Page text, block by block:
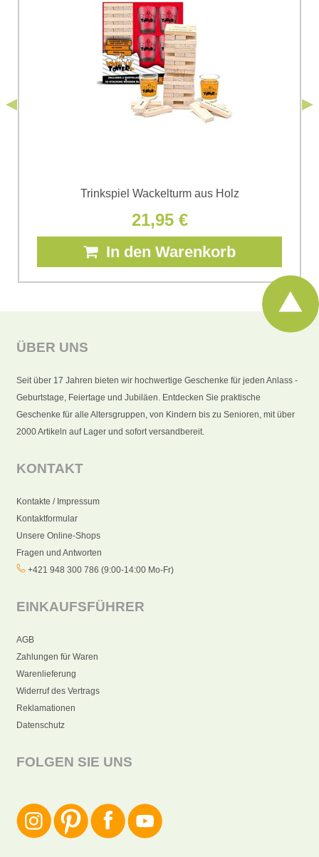
Ich stimme der Verarbeitung der im Formular angegebenen
personenbezogenen Daten zum Zwecke der Absendung
einverstanden. Ich habe dieDatenschutzbedingungen
Bomba s.r.o. zur Kenntnis genommen.*
Trinkspiel Wackelturm aus Holz
21,95 €
In den Warenkorb
ÜBER UNS
Seit über 17 Jahren bieten wir hochwertige Geschenke für jeden Anlass -
Geburtstage, Feiertage und Jubiläen. Entdecken Sie praktische
Geschenke für alle Altersgruppen, von Kindern bis zu Senioren, mit über
2000 Artikeln auf Lager und sofort versandbereit.
KONTAKT
Kontakte / Impressum
Kontaktformular
Unsere Online-Shops
Fragen und Antworten
+421 948 300 786 (9:00-14:00 Mo-Fr)
EINKAUFSFÜHRER
AGB
Zahlungen für Waren
Warenlieferung
Widerruf des Vertrags
Reklamationen
Datenschutz
FOLGEN SIE UNS